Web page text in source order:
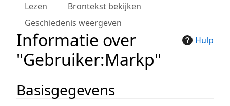
Lezen
Brontekst bekijken
Geschiedenis weergeven
Hulp
Informatie over
"Gebruiker:Markp"
Basisgegevens